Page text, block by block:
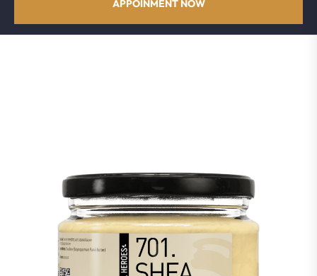
APPOINMENT NOW